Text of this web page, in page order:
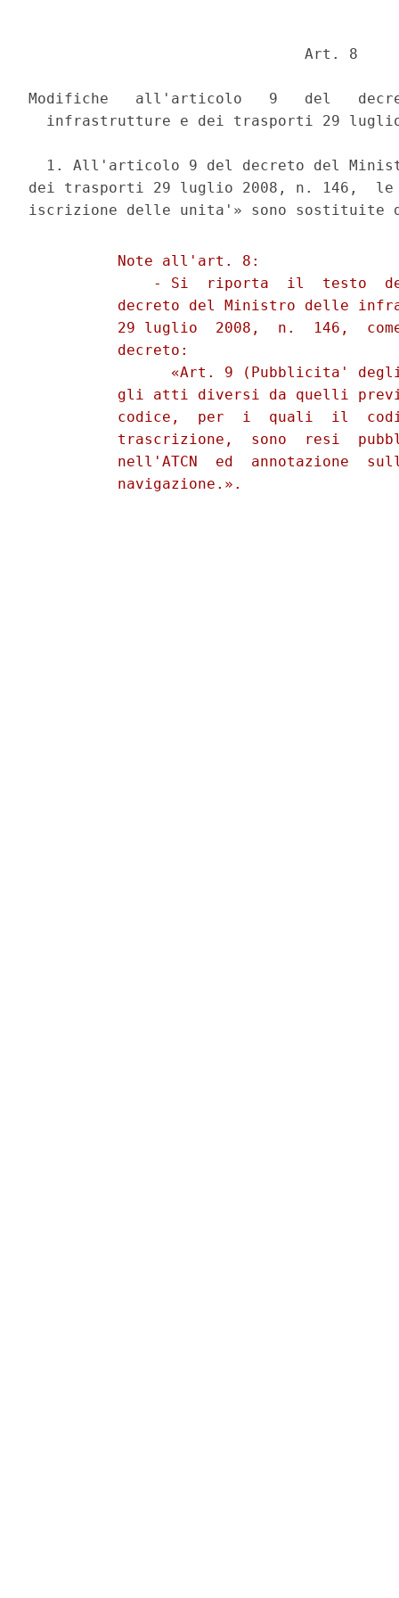
                               Art. 8
Modifiche   all'articolo   9   del
infrastrutture e dei trasporti 29
1. All'articolo 9 del decreto del
dei trasporti 29 luglio 2008, n. 146,
          Note all'art. 8:
- Si  riporta  il  testo
decreto del Ministro delle
29 luglio  2008,  n.  146,
          decreto:
«Art. 9 (Pubblicita'
gli atti diversi da quelli
codice,  per  i  quali  il
trascrizione,  sono  resi
nell'ATCN  ed  annotazione